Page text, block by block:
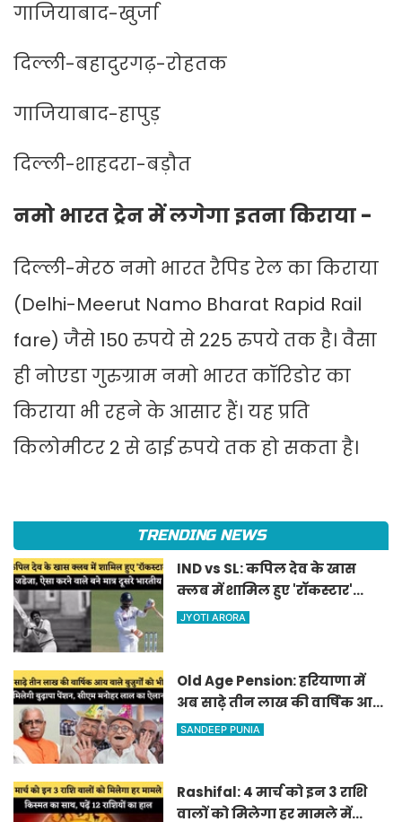
गाजियाबाद-खुर्जा
दिल्ली-बहादुरगढ़-रोहतक
गाजियाबाद-हापुड़
दिल्ली-शाहदरा-बड़ौत
नमो भारत ट्रेन में लगेगा इतना किराया -
दिल्ली-मेरठ नमो भारत रैपिड रेल का किराया
(Delhi-Meerut Namo Bharat Rapid Rail
fare) जैसे 150 रुपये से 225 रुपये तक है। वैसा
ही नोएडा गुरुग्राम नमो भारत कॉरिडोर का
किराया भी रहने के आसार हैं। यह प्रति
किलोमीटर 2 से ढाई रुपये तक हो सकता है।
TRENDING NEWS
IND vs SL: कपिल देव के खास
क्लब में शामिल हुए 'रॉकस्टार'
जडेजा, ऐसा करने वाले बने मात्र
JYOTI ARORA
Old Age Pension: हरियाणा में
अब साढ़े तीन लाख की वार्षिक आय
वाले बुजुर्गों को भी मिलेगी बुढ़ापा
SANDEEP PUNIA
Rashifal: 4 मार्च को इन 3 राशि
वालों को मिलेगा हर मामले में